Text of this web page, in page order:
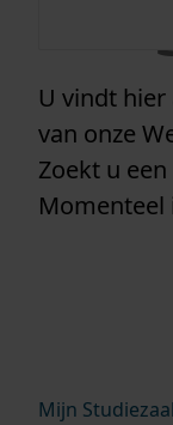
U vindt
van onze
Zoekt u
Momenteel
Mijn